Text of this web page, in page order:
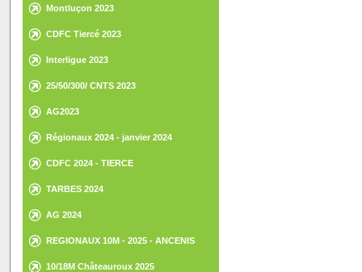
Montluçon 2023
CDFC Tiercé 2023
Interligue 2023
25/50/300/ CNTS 2023
AG2023
Régionaux 2024 - janvier 2024
CDFC 2024 - TIERCE
TARBES 2024
AG 2024
REGIONAUX 10M - 2025 - ANCENIS
10/18M Châteauroux 2025